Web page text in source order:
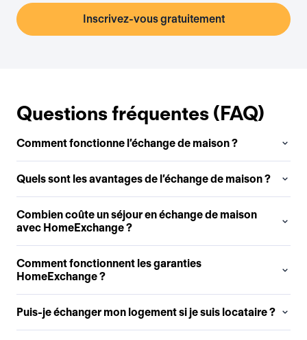
Inscrivez-vous gratuitement
Questions fréquentes (FAQ)
Comment fonctionne l’échange de maison ?
Quels sont les avantages de l’échange de maison ?
Combien coûte un séjour en échange de maison
avec HomeExchange ?
Comment fonctionnent les garanties
HomeExchange ?
Puis-je échanger mon logement si je suis locataire ?